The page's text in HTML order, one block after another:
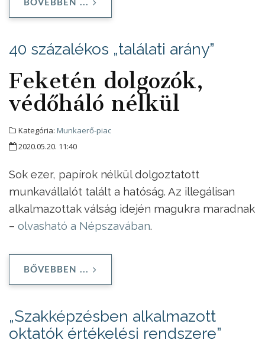
BŐVEBBEN ...
40 százalékos „találati arány”
Feketén dolgozók,
védőháló nélkül
Kategória: Munkaerő-piac
2020.05.20. 11:40
Sok ezer, papírok nélkül dolgoztatott
munkavállalót talált a hatóság. Az illegálisan
alkalmazottak válság idején magukra maradnak
– olvasható a Népszavában.
BŐVEBBEN ...
„Szakképzésben alkalmazott
oktatók értékelési rendszere”